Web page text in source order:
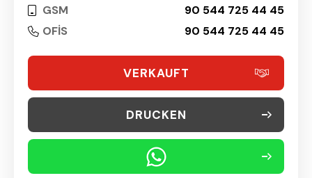
GSM
90 544 725 44 45
OFİS
90 544 725 44 45
VERKAUFT
DRUCKEN